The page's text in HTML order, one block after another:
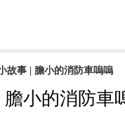
故事 | 膽小的消防車嗚嗚
膽小的消防車